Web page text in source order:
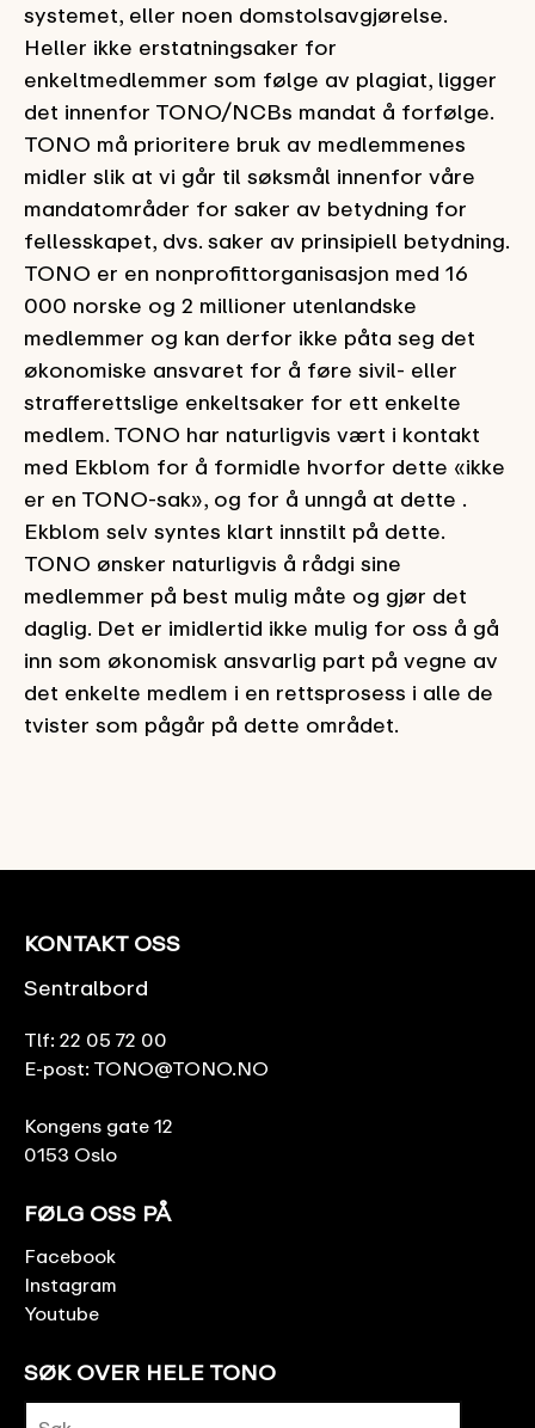
systemet, eller noen domstolsavgjørelse.
Heller ikke erstatningsaker for
enkeltmedlemmer som følge av plagiat, ligger
det innenfor TONO/NCBs mandat å forfølge.
TONO må prioritere bruk av medlemmenes
midler slik at vi går til søksmål innenfor våre
mandatområder for saker av betydning for
fellesskapet, dvs. saker av prinsipiell betydning.
TONO er en nonprofittorganisasjon med 16
000 norske og 2 millioner utenlandske
medlemmer og kan derfor ikke påta seg det
økonomiske ansvaret for å føre sivil- eller
strafferettslige enkeltsaker for ett enkelte
medlem. TONO har naturligvis vært i kontakt
med Ekblom for å formidle hvorfor dette «ikke
er en TONO-sak», og for å unngå at dette .
Ekblom selv syntes klart innstilt på dette.
TONO ønsker naturligvis å rådgi sine
medlemmer på best mulig måte og gjør det
daglig. Det er imidlertid ikke mulig for oss å gå
inn som økonomisk ansvarlig part på vegne av
det enkelte medlem i en rettsprosess i alle de
tvister som pågår på dette området.
KONTAKT OSS
Sentralbord
Tlf: 22 05 72 00
E-post: TONO@TONO.NO
Kongens gate 12
0153 Oslo
FØLG OSS PÅ
Facebook
Instagram
Youtube
SØK OVER HELE TONO